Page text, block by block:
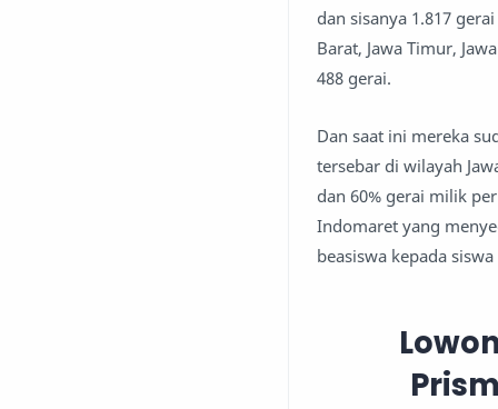
dan sisanya 1.817
Barat, Jawa Timur,
488 gerai.
Dan saat ini mereka
tersebar di wilayah
dan 60% gerai milik
Indomaret yang
beasiswa kepada